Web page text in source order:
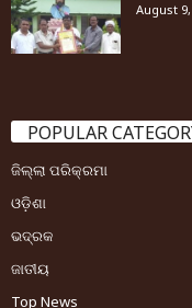
August
POPULAR
ଜିଲ୍ଲା ପରିକ୍ରମା
ଓଡ଼ିଶା
ଭଦ୍ରକ
ଜାତୀୟ
Top News